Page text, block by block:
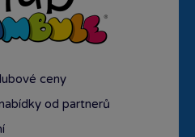
ceny
od partnerů